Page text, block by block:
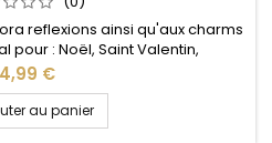
reflexions ainsi qu'aux charms
pour : Noël, Saint Valentin,
de mariage
€
au panier